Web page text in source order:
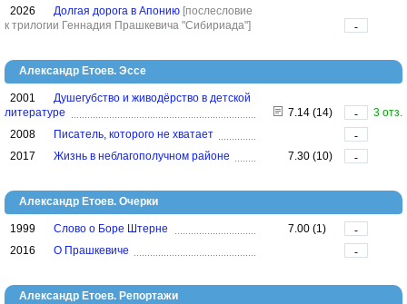
2026
Долгая дорога в Апонию [послесловие
к трилогии Геннадия Прашкевича "Сибириада"]
-
Александр Етоев. Эссе
2001
Душегубство и живодёрство в детской
литературе
7.14 (14) -
3 отз.
2008
Писатель, которого не хватает
-
2017
Жизнь в неблагополучном районе 7.30 (10) -
Александр Етоев. Очерки
1999 Слово о Боре Штерне 7.00 (1)
-
2016
О Прашкевиче -
Александр Етоев. Репортажи